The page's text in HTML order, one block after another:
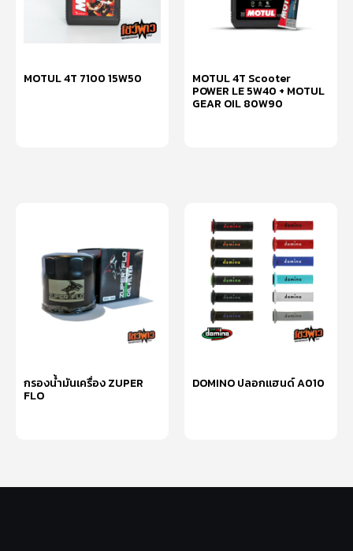
MOTUL 4T 7100 15W50
MOTUL 4T Scooter
POWER LE 5W40 + MOTUL
GEAR OIL 80W90
กรองน้ำมันเครื่อง ZUPER
FLO
DOMINO ปลอกแฮนด์ A010